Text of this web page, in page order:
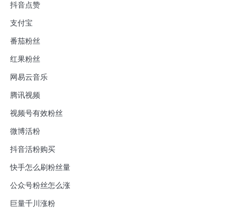
抖音点赞
支付宝
番茄粉丝
红果粉丝
网易云音乐
腾讯视频
视频号有效粉丝
微博活粉
抖音活粉购买
快手怎么刷粉丝量
公众号粉丝怎么涨
巨量千川涨粉